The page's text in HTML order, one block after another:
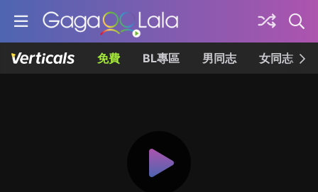
免費 BL專區 男同志 女同志